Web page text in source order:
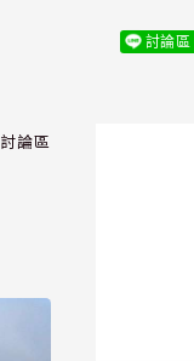
討論區
討論區